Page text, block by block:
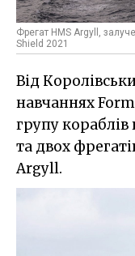
Фрегат HMS Argyll,
Shield 2021
Від
навчаннях
групу кораблів
та двох
Argyll.